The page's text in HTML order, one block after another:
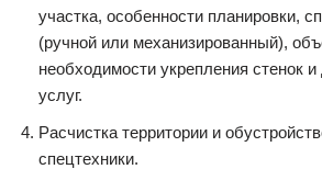
участка, особенности планировки,
(ручной или механизированный),
необходимости укрепления стенок
услуг.
Расчистка территории и
спецтехники.